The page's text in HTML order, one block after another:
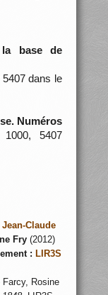
la base de
dans le
Numéros
1000, 5407
Jean-Claude
Fry (2012)
: LIR3S
Farcy, Rosine